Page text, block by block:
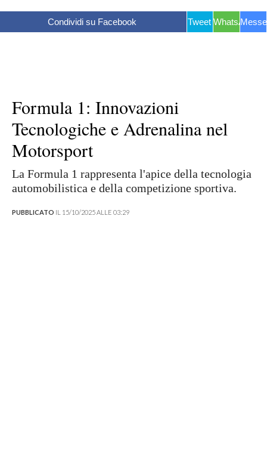
Condividi su Facebook Tweet WhatsApp
Formula 1: Innovazioni
Tecnologiche e Adrenalina nel
Motorsport
La Formula 1 rappresenta l'apice della tecnologia
automobilistica e della competizione sportiva.
PUBBLICATO IL 15/10/2025 ALLE 03:29